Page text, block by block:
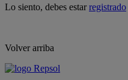
Lo siento, debes estarregistrado
Volver arriba